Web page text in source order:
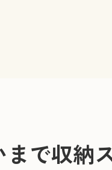
で収納